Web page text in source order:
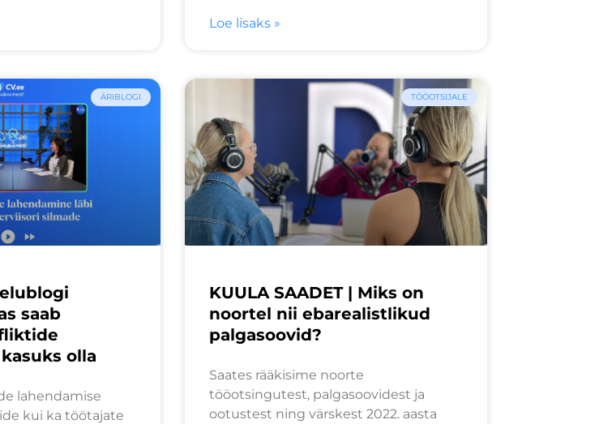
Loe lisaks »
ÄRIBLOGI
saab
olla
lahendamise
kui ka töötajate
TÖÖOTSIJALE
KUULA SAADET | Miks on
noortel nii ebarealistlikud
palgasoovid?
Saates rääkisime noorte
tööotsingutest, palgasoovidest ja
ootustest ning värskest 2022. aasta